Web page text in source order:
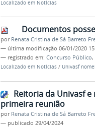
Localizado em Notícias
Documentos
por Renata Cristina de Sá Barreto
— última modificação 06/01/2020
— registrado em: Concurso Público,
Localizado em Notícias / Univasf
Reitoria da Univasf
primeira reunião
por Renata Cristina de Sá Barreto
— publicado 29/04/2024